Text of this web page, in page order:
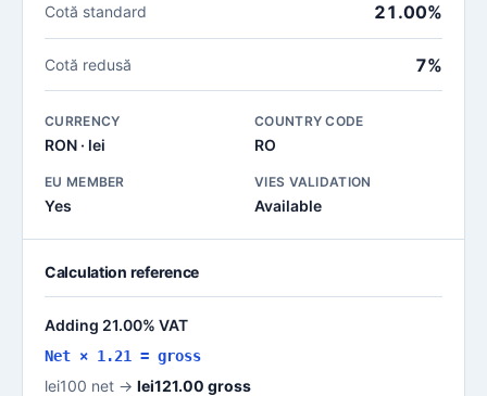
Cotă standard 21.00%
Cotă redusă 7%
CURRENCY
RON · lei
COUNTRY CODE
RO
EU MEMBER
Yes
VIES VALIDATION
Available
Calculation reference
Adding 21.00% VAT
Net × 1.21 = gross
lei100 net → lei121.00 gross